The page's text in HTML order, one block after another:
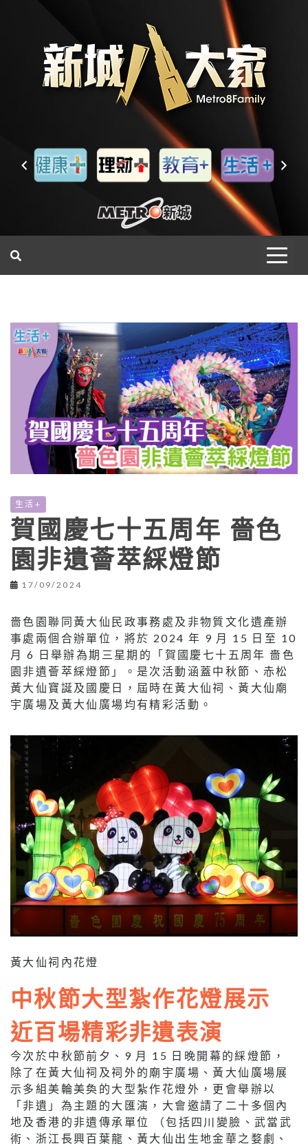
生活+
賀國慶七十五周年 嗇色
園非遺薈萃綵燈節
17/09/2024
嗇色園聯同黃大仙民政事務處及非物質文化遺產辦
事處兩個合辦單位，將於 2024 年 9 月 15 日至 10
月 6 日舉辦為期三星期的「賀國慶七十五周年 嗇色
園非遺薈萃綵燈節」。是次活動涵蓋中秋節、赤松
黃大仙寶誕及國慶日，屆時在黃大仙祠、黃大仙廟
宇廣場及黃大仙廣場均有精彩活動。
黃大仙祠內花燈
中秋節大型紮作花燈展示
近百場精彩非遺表演
今次於中秋節前夕、9 月 15 日晚開幕的綵燈節，
除了在黃大仙祠及祠外的廟宇廣場、黃大仙廣場展
示多組美輪美奐的大型紮作花燈外，更會舉辦以
「非遺」為主題的大匯演，大會邀請了二十多個內
地及香港的非遺傳承單位 （包括四川變臉、武當武
術、浙江長興百葉龍、黃大仙出生地金華之婺劇、